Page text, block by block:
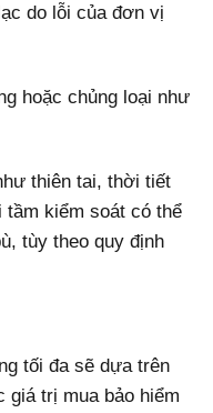
do lỗi của đơn vị
hoặc chủng loại như
thiên tai, thời tiết
tầm kiểm soát có thể
tùy theo quy định
tối đa sẽ dựa trên
giá trị mua bảo hiểm